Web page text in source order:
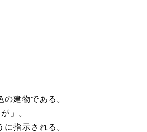
建物である。
」。
指示される。